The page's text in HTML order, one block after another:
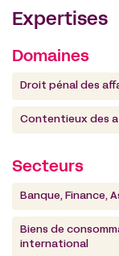
Expertises
Domaines
Droit pénal des
Contentieux des
Secteurs
Banque, Finance,
Biens de
international